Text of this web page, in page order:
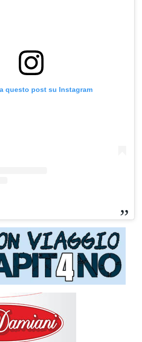
questo post su Instagram